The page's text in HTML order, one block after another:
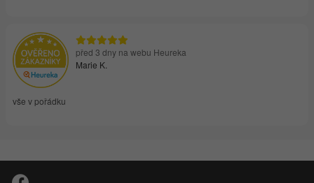
před 3 dny na webu Heureka
Marie K.
vše v pořádku